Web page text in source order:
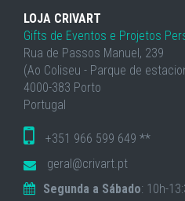
LOJA CRIVART
Gifts de Eventos e Projetos
Rua de Passos Manuel, 239
(Ao Coliseu - Parque de
4000-383 Porto
Portugal
+351 966 599 649 **
geral@crivart.pt
Segunda a Sábado: 10h-